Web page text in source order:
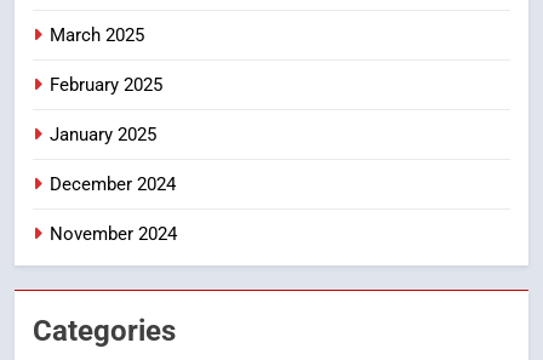
March 2025
February 2025
January 2025
December 2024
November 2024
Categories